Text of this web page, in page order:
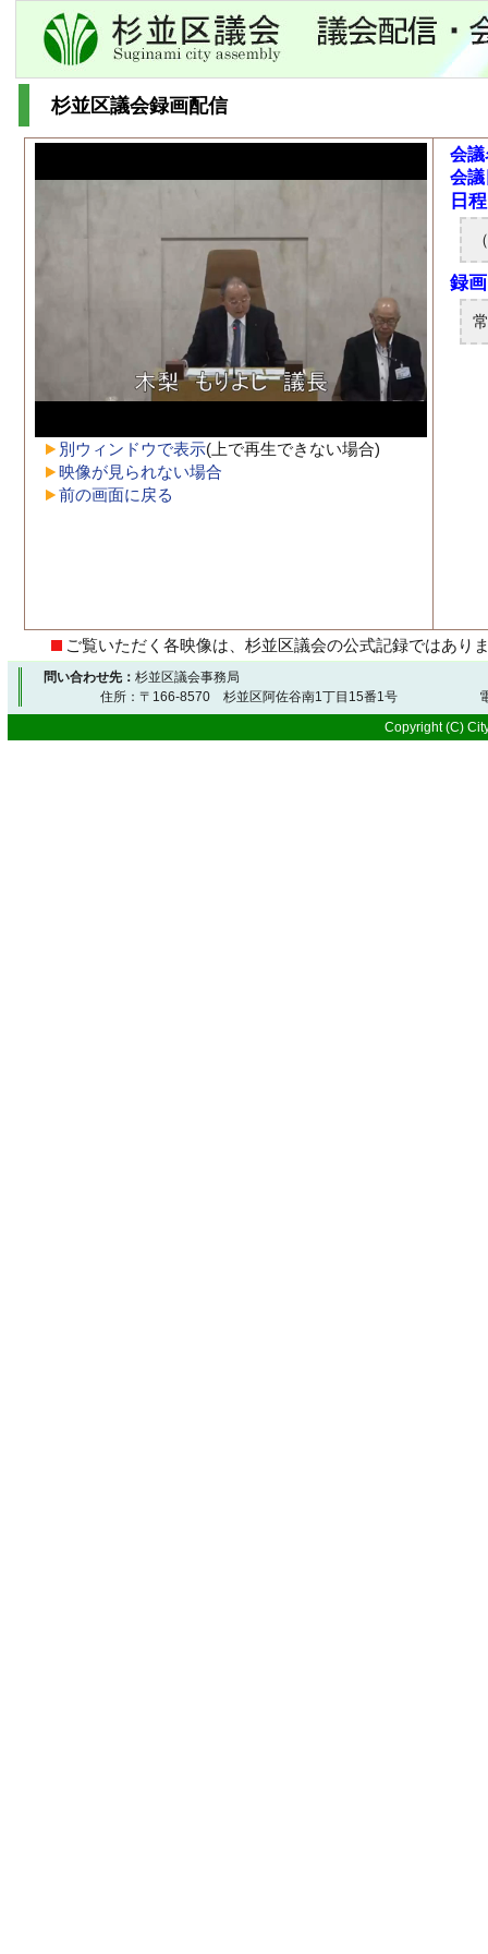
杉並区議会録画配信
別ウィンドウで表示(上で再生できない場合)
映像が見られない場合
前の画面に戻る
会
会
ご覧いただく各映像は、杉並区議会の公式記録ではあり
問い合わせ先： 杉並区議会事務局
住所：〒166-8570 杉並区阿佐谷南1丁目15番1号 電
Copyright (C)